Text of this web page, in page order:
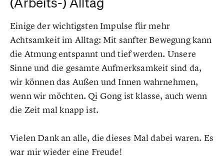
Einige der wichtigsten Impulse für mehr
Achtsamkeit im Alltag: Mit sanfter Bewegung kann
die Atmung entspannt und tief werden. Unsere
Sinne und die gesamte Aufmerksamkeit sind da,
wir können das Außen und Innen wahrnehmen,
wenn wir möchten. Qi Gong ist klasse, auch wenn
die Zeit mal knapp ist.
Vielen Dank an alle, die dieses Mal dabei waren. Es
war mir wieder eine Freude!